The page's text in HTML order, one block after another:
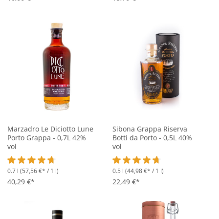
Marzadro Le Diciotto Lune
Porto Grappa - 0,7L 42%
vol
Durchschnittliche Bewertung von 4.6 von 5 Sternen
0.7 l (57,56 €* / 1 l)
40,29 €*
Sibona Grappa Riserva
Botti da Porto - 0,5L 40%
vol
Durchschnittliche Bewertung
0.5 l (44,98 €* / 1 l)
22,49 €*